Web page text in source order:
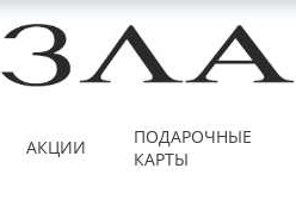
АКЦИИ
ПОДАРОЧНЫЕ
КАРТЫ